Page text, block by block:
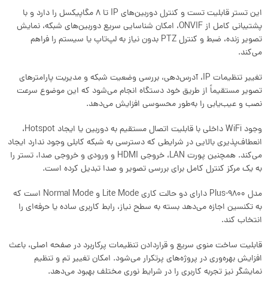
این تستر قابلیت تست و کنترل دوربین‌های IP تا 8 مگاپیکسل را دارد و با
پشتیبانی کامل از ONVIF، امکان شناسایی سریع دوربین‌های شبکه، نمایش
تصویر زنده، ضبط و کنترل PTZ بدون نیاز به لپ‌تاپ یا سیستم را فراهم
می‌کند.
تغییر تنظیمات IP، آدرس‌دهی، بررسی وضعیت شبکه و مدیریت پارامترهای
تصویر مستقیماً از طریق خود دستگاه انجام می‌شود که این موضوع سرعت
نصب و عیب‌یابی را به‌طور محسوسی افزایش می‌دهد.
وجود WiFi داخلی با قابلیت اتصال مستقیم به دوربین یا ایجاد Hotspot،
انعطاف‌پذیری بالایی در شرایطی که دسترسی به شبکه کابلی وجود ندارد ایجاد
می‌کند. همچنین پورت LAN، خروجی HDMI و ورودی و خروجی صدا، تستر را
به یک مرکز کنترل کامل برای بررسی تصویر و صدا تبدیل کرده است.
مدل 9800-Plus دارای دو حالت کاری Lite Mode و Normal Mode است که
به تکنسین اجازه می‌دهد بسته به سطح نیاز، رابط کاربری ساده یا حرفه‌ای را
انتخاب کند.
قابلیت ساخت منوی سریع و قراردادن تنظیمات پرکاربرد در صفحه اصلی، باعث
افزایش بهره‌وری در پروژه‌های پرتکرار می‌شود. امکان تغییر تم و تنظیم
نمایشگر نیز تجربه کاربری را در شرایط نوری مختلف بهبود می‌دهد.